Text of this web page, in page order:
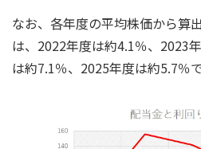
なお、各年度の平均株価から算
は、2022年度は約4.1％、2023
は約7.1％、2025年度は約5.7％で